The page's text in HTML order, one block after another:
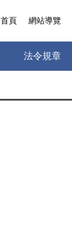
法令規章
首頁 網站導覽